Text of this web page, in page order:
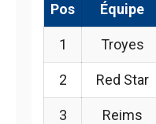
Pos Équipe
1 Troyes
2 Red Star
3 Reims